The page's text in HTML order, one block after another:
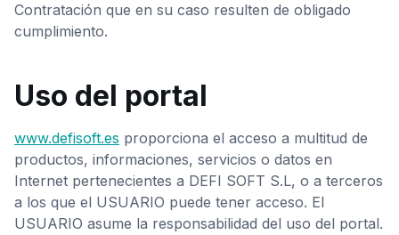
Contratación que en su caso resulten de obligado
cumplimiento.
Uso del portal
www.defisoft.es proporciona el acceso a multitud de
productos, informaciones, servicios o datos en
Internet pertenecientes a DEFI SOFT S.L, o a terceros
a los que el USUARIO puede tener acceso. El
USUARIO asume la responsabilidad del uso del portal.